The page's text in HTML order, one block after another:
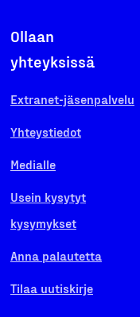
Ollaan
yhteyksissä
Extranet-jäsenpalvelu
Yhteystiedot
Medialle
Usein kysytyt
kysymykset
Anna palautetta
Tilaa uutiskirje